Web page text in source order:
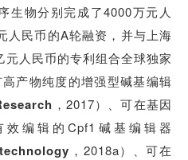
生物分别完成了4000万元人
人民币的A轮融资，并与上海
人民币的专利组合全球独家
产物纯度的增强型碱基编辑
，2017）、可在基因
编辑的Cpf1碱基编辑器
，2018a）、可在